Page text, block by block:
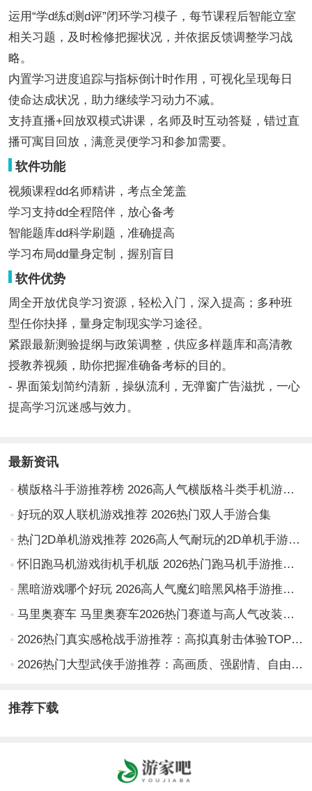
运用“学d练d测d评”闭环学习模子，每节课程后智能立室
相关习题，及时检修把握状况，并依据反馈调整学习战
略。
内置学习进度追踪与指标倒计时作用，可视化呈现每日
使命达成状况，助力继续学习动力不减。
支持直播+回放双模式讲课，名师及时互动答疑，错过直
播可寓目回放，满意灵便学习和参加需要。
软件功能
视频课程dd名师精讲，考点全笼盖
学习支持dd全程陪伴，放心备考
智能题库dd科学刷题，准确提高
学习布局dd量身定制，握别盲目
软件优势
周全开放优良学习资源，轻松入门，深入提高；多种班
型任你抉择，量身定制现实学习途径。
紧跟最新测验提纲与政策调整，供应多样题库和高清教
授教养视频，助你把握准确备考标的目的。
- 界面策划简约清新，操纵流利，无弹窗广告滋扰，一心
提高学习沉迷感与效力。
最新资讯
横版格斗手游推荐榜 2026高人气横版格斗类手机游戏Top10
好玩的双人联机游戏推荐 2026热门双人手游合集
热门2D单机游戏推荐 2026高人气耐玩的2D单机手游排行榜
怀旧跑马机游戏街机手机版 2026热门跑马机手游推荐与下载指南
黑暗游戏哪个好玩 2026高人气魔幻暗黑风格手游推荐合集
马里奥赛车 马里奥赛车2026热门赛道与高人气改装车推荐合集
2026热门真实感枪战手游推荐：高拟真射击体验TOP榜单
2026热门大型武侠手游推荐：高画质、强剧情、自由江湖体验的精品榜单
推荐下载